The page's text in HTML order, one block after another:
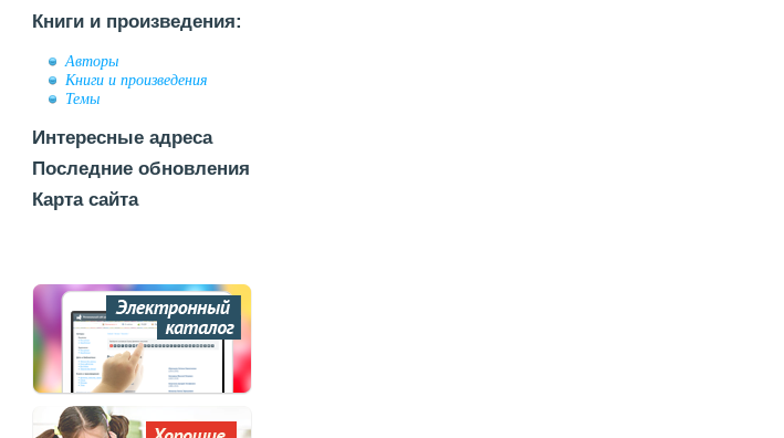
Книги и произведения:
Авторы
Книги и произведения
Темы
Интересные адреса
Последние обновления
Карта сайта